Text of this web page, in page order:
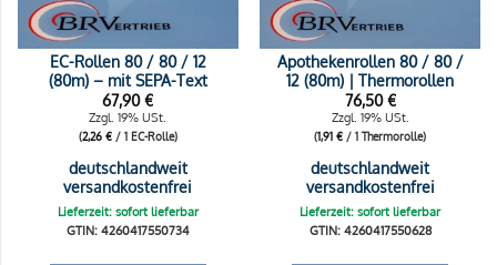
EC-Rollen 80 / 80 / 12
(80m) – mit SEPA-Text
67,90€
Zzgl. 19% USt.
(2,26 €/ 1 EC-Rolle)
deutschlandweit
versandkostenfrei
Lieferzeit: sofort lieferbar
GTIN: 4260417550734
Apothekenrollen 80 / 80 /
12 (80m) | Thermorollen
76,50€
Zzgl. 19% USt.
(1,91€ / 1 Thermorolle)
deutschlandweit
versandkostenfrei
Lieferzeit: sofort lieferbar
GTIN: 4260417550628